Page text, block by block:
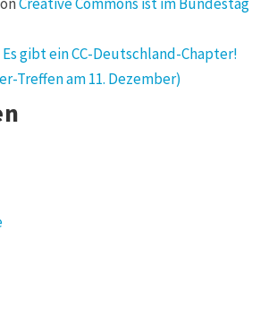
Es gibt ein CC-Deutschland-Chapter!
Treffen am 11. Dezember)